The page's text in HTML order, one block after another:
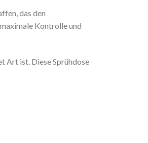
das den
Kontrolle und
Art ist. Diese Sprühdose